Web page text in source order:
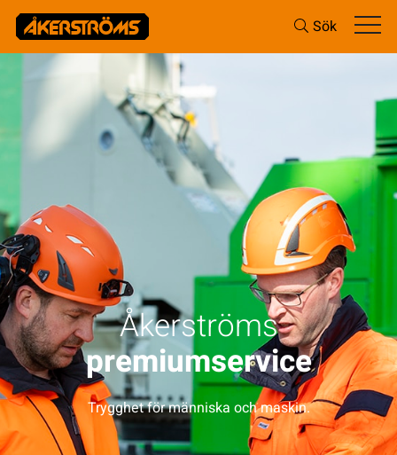
Sök
Åkerströms
premiumservice
Trygghet för människa och maskin.